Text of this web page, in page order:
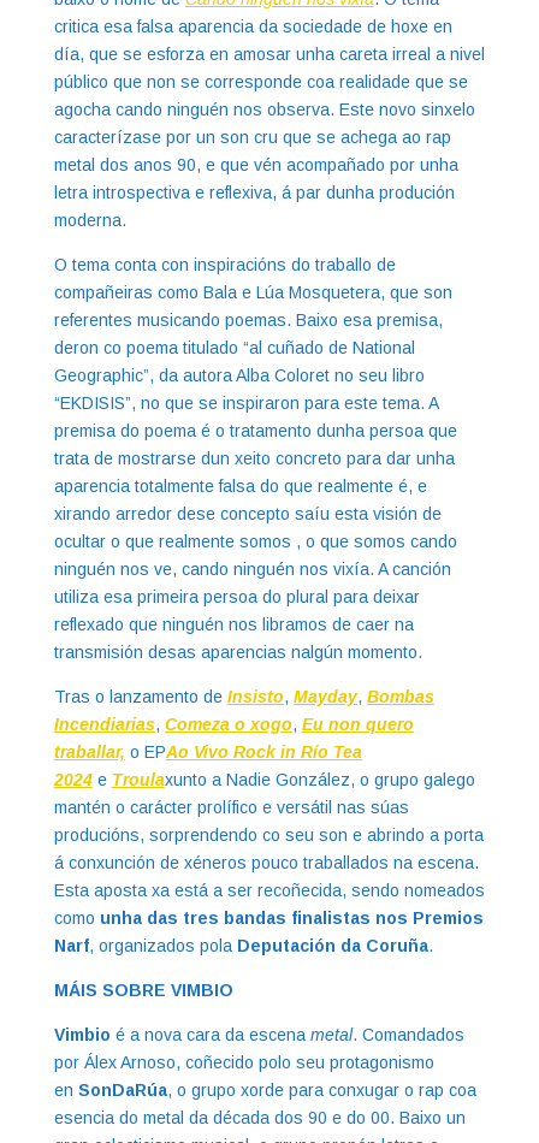
critica esa falsa aparencia da sociedade de hoxe en
día, que se esforza en amosar unha careta irreal a nivel
público que non se corresponde coa realidade que se
agocha cando ninguén nos observa. Este novo sinxelo
caracterízase por un son cru que se achega ao rap
metal dos anos 90, e que vén acompañado por unha
letra introspectiva e reflexiva, á par dunha produción
moderna.
O tema conta con inspiracións do traballo de
compañeiras como Bala e Lúa Mosquetera, que son
referentes musicando poemas. Baixo esa premisa,
deron co poema titulado “al cuñado de National
Geographic”, da autora Alba Coloret no seu libro
“EKDISIS”, no que se inspiraron para este tema. A
premisa do poema é o tratamento dunha persoa que
trata de mostrarse dun xeito concreto para dar unha
aparencia totalmente falsa do que realmente é, e
xirando arredor dese concepto saíu esta visión de
ocultar o que realmente somos , o que somos cando
ninguén nos ve, cando ninguén nos vixía. A canción
utiliza esa primeira persoa do plural para deixar
reflexado que ninguén nos libramos de caer na
transmisión desas aparencias nalgún momento.
Tras o lanzamento de Insisto, Mayday, Bombas
Incendiarias, Comeza o xogo, Eu non quero
traballar, o EPAo Vivo Rock in Río Tea
2024e Troulaxunto a Nadie González, o grupo galego
mantén o carácter prolífico e versátil nas súas
producións, sorprendendo co seu son e abrindo a porta
á conxunción de xéneros pouco traballados na escena.
Esta aposta xa está a ser recoñecida, sendo nomeados
como unha das tres bandas finalistas nos Premios
Narf, organizados pola Deputación da Coruña.
MÁIS SOBRE VIMBIO
Vimbio é a nova cara da escena metal. Comandados
por Álex Arnoso, coñecido polo seu protagonismo
en SonDaRúa, o grupo xorde para conxugar o rap coa
esencia do metal da década dos 90 e do 00. Baixo un